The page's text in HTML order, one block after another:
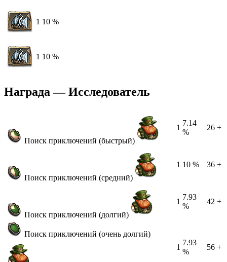
1 10 %
1 10 %
Награда — Исследователь
Поиск приключений (быстрый)
1
7.14
%
26 +
Поиск приключений (средний)
1 10 % 36 +
Поиск приключений (долгий)
1
7.93
%
42 +
Поиск приключений (очень долгий)
1
7.93
%
56 +